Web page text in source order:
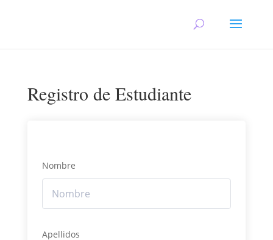
Registro de Estudiante
Nombre
Apellidos